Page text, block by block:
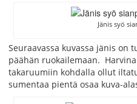
Jänis syö
Seuraavassa kuvassa jänis
päähän ruokailemaan.
takaruumiin kohdalla ollut
sumentaa pientä osaa kuva-